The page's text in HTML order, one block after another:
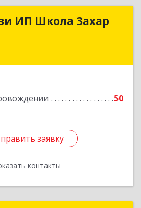
ИП Школа Захар
50
заявку
контакты
ИП Школа Захар
заявку
Назад